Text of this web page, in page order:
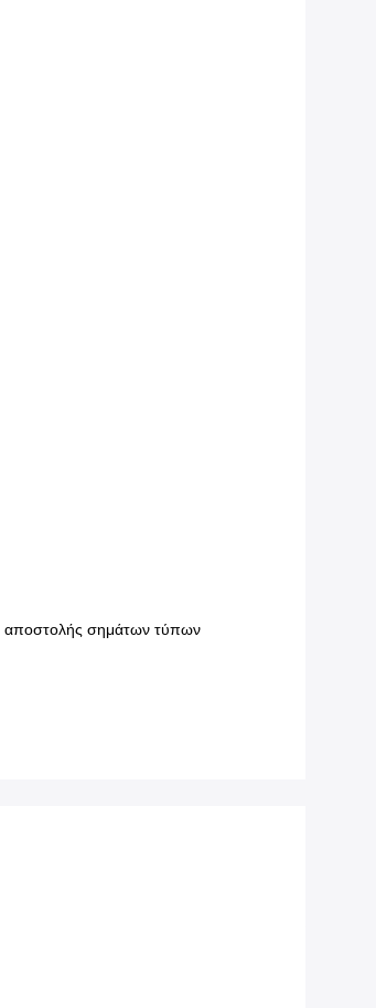
αποστολής σημάτων τύπων